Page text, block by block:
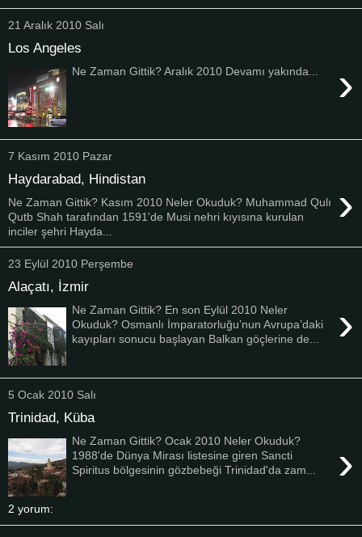
21 Aralık 2010 Salı
Los Angeles
›
Ne Zaman Gittik? Aralık 2010 Devamı yakında...
7 Kasım 2010 Pazar
Haydarabad, Hindistan ›
Ne Zaman Gittik? Kasım 2010 Neler Okuduk? Muhammad Qulı
Qutb Shah tarafından 1591'de Musi nehri kıyısına kurulan
inciler şehri Hayda...
23 Eylül 2010 Perşembe
Alaçatı, İzmir
›
Ne Zaman Gittik? En son Eylül 2010 Neler
Okuduk? Osmanlı İmparatorluğu’nun Avrupa’daki
kayıpları sonucu başlayan Balkan göçlerine de...
5 Ocak 2010 Salı
Trinidad, Küba
›
Ne Zaman Gittik? Ocak 2010 Neler Okuduk?
1988'de Dünya Mirası listesine giren Sancti
Spiritus bölgesinin gözbebeği Trinidad'da zam...
2 yorum: